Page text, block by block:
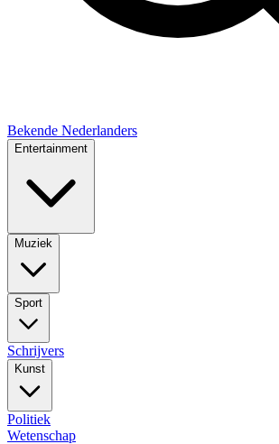
Bekende Nederlanders
Entertainment
Muziek
Sport
Schrijvers
Kunst
Politiek
Wetenschap